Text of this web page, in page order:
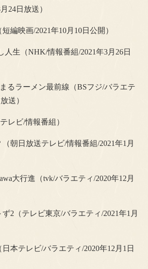
24日放送）
編映画/2021年10月10日公開）
人生（NHK/情報番組/2021年3月26日
るラーメン最前線（BSフジ/バラエテ
送）
レビ/情報番組）
朝日放送テレビ/情報番組/2021年1月
大行進（tvk/バラエティ/2020年12月
2（テレビ東京/バラエティ/2021年1月
本テレビ/バラエティ/2020年12月1日